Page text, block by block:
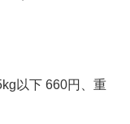
以下 660円、重